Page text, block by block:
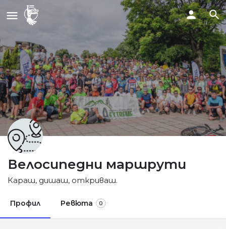
Велосипедни маршрути
Караш, дишаш, откриваш.
Профил Ревюта 0